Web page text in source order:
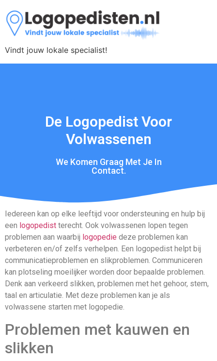
Vindt jouw lokale specialist!
De Logopedist Voor
Volwassenen
We Komen Graag Met Je In
Contact.
Iedereen kan op elke leeftijd voor ondersteuning en hulp bij
een logopedist terecht. Ook volwassenen lopen tegen
problemen aan waarbij logopedie deze problemen kan
verbeteren en/of zelfs verhelpen. Een logopedist helpt bij
communicatieproblemen en slikproblemen. Communiceren
kan plotseling moeilijker worden door bepaalde problemen.
Denk aan verkeerd slikken, problemen met het gehoor, stem,
taal en articulatie. Met deze problemen kan je als
volwassene starten met logopedie.
Problemen met kauwen en
slikken